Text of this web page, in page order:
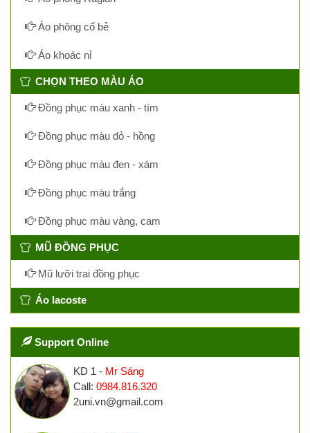
Áo phông cổ bẻ
Áo khoác nỉ
CHỌN THEO MÀU ÁO
Đồng phục màu xanh - tím
Đồng phục màu đỏ - hồng
Đồng phục màu đen - xám
Đồng phục màu trắng
Đồng phục màu vàng, cam
MŨ ĐỒNG PHỤC
Mũ lưỡi trai đồng phục
Áo lacoste
Support Online
KD 1 - Mr Sáng
Call: 0984.816.320
2uni.vn@gmail.com